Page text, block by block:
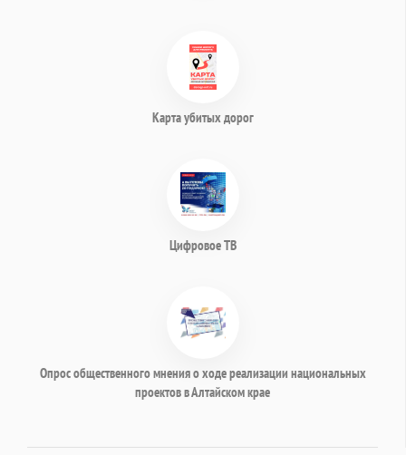
Карта убитых дорог
Цифровое ТВ
Опрос общественного мнения о ходе реализации национальных
проектов в Алтайском крае